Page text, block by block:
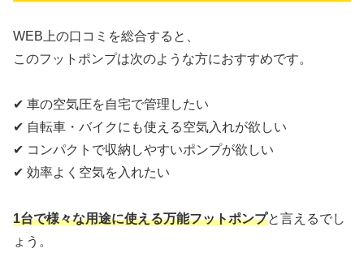
WEB上の口コミを総合すると、
このフットポンプは次のような方におすすめです。
✔ 車の空気圧を自宅で管理したい
✔ 自転車・バイクにも使える空気入れが欲しい
✔ コンパクトで収納しやすいポンプが欲しい
✔ 効率よく空気を入れたい
1台で様々な用途に使える万能フットポンプと言えるでし
ょう。